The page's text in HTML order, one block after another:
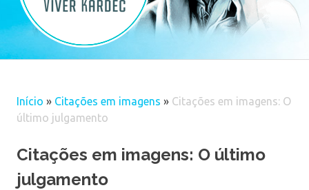
Início » Citações em imagens » Citações em imagens: O
último julgamento
Citações em imagens: O último
julgamento